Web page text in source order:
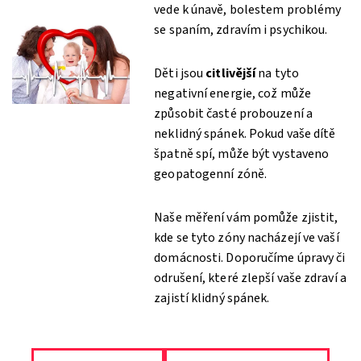
vede k únavě, bolestem problémy
se spaním, zdravím i psychikou.
Děti jsou citlivějšína tyto
negativní energie, což může
způsobit časté probouzení a
neklidný spánek. Pokud vaše dítě
špatně spí, může být vystaveno
geopatogenní zóně.
Naše měření vám pomůže zjistit,
kde se tyto zóny nacházejí ve vaší
domácnosti. Doporučíme úpravy či
odrušení, které zlepší vaše zdraví a
zajistí klidný spánek.